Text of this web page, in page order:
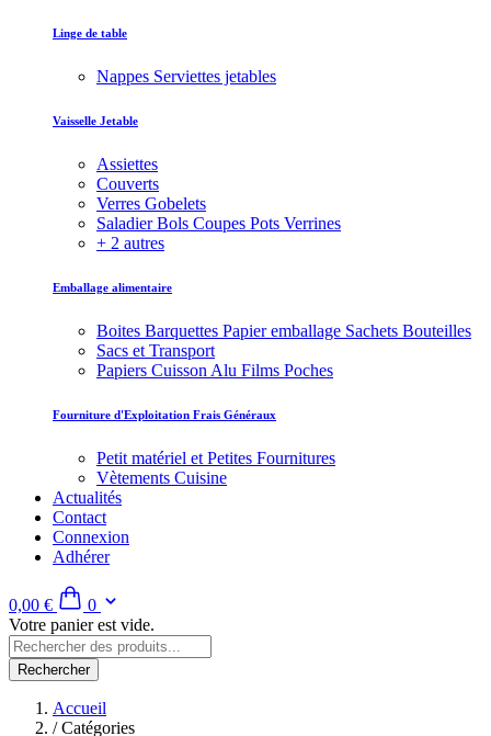
Linge de table
Nappes Serviettes jetables
Vaisselle Jetable
Assiettes
Couverts
Verres Gobelets
Saladier Bols Coupes Pots Verrines
+ 2 autres
Emballage alimentaire
Boites Barquettes Papier emballage Sachets Bouteilles
Sacs et Transport
Papiers Cuisson Alu Films Poches
Fourniture d'Exploitation Frais Généraux
Petit matériel et Petites Fournitures
Vètements Cuisine
Actualités
Contact
Connexion
Adhérer
0,00 €
0
Votre panier est vide.
Rechercher
Accueil
/Catégories